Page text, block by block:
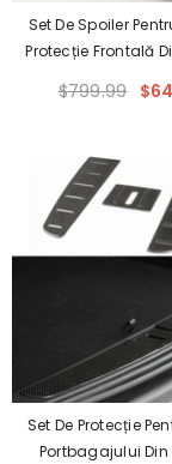
Set De Spoiler
Protecție Frontală
Tesla Model 3
$799.99
Set De Protecție
Portbagajului Din